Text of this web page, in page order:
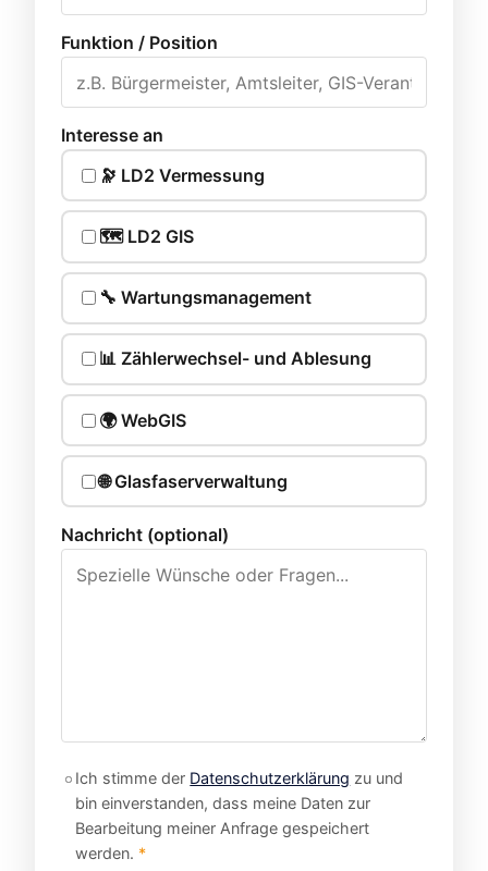
Funktion / Position
Interesse an
🔭 LD2 Vermessung
🗺️ LD2 GIS
🔧 Wartungsmanagement
📊 Zählerwechsel- und Ablesung
🌍 WebGIS
🌐 Glasfaserverwaltung
Nachricht (optional)
Ich stimme der Datenschutzerklärung zu und
bin einverstanden, dass meine Daten zur
Bearbeitung meiner Anfrage gespeichert
werden. *